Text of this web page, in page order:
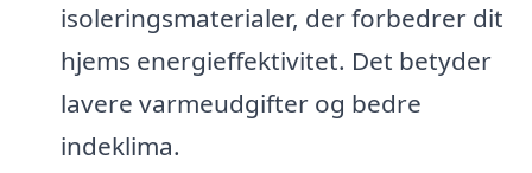
isoleringsmaterialer, der forbedrer dit
hjems energieffektivitet. Det betyder
lavere varmeudgifter og bedre
indeklima.